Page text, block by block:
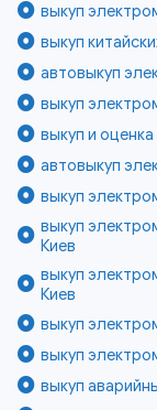
выкуп
выкуп
автовыкуп
выкуп
выкуп и
автовыкуп
выкуп
выкуп
Киев
выкуп
Киев
выкуп
выкуп
выкуп